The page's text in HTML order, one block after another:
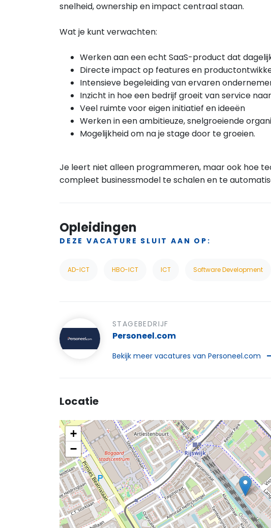
snelheid, ownership en impact centraal staan.
Wat je kunt verwachten:
Werken aan een echt SaaS-product dat
Directe impact op features en
Intensieve begeleiding van ervaren
Inzicht in hoe een bedrijf groeit van service
Veel ruimte voor eigen initiatief en ideeën
Werken in een ambitieuze, snelgroeiende
Mogelijkheid om na je stage door te groeien.
Je leert niet alleen programmeren, maar ook hoe
compleet businessmodel te schalen en te
Opleidingen
DEZE VACATURE SLUIT AAN OP:
AD-ICT HBO-ICT ICT Software Development
STAGEBEDRIJF
Personeel.com
Bekijk meer vacatures van Personeel.com
Locatie
+
−